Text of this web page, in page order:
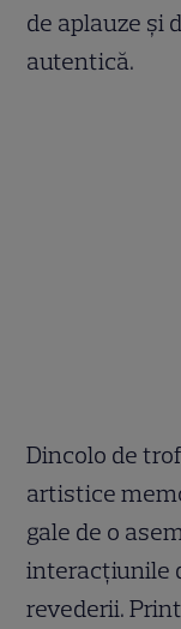
de aplauze și
autentică.
Dincolo de
artistice
gale de o
interacțiunile
revederii.